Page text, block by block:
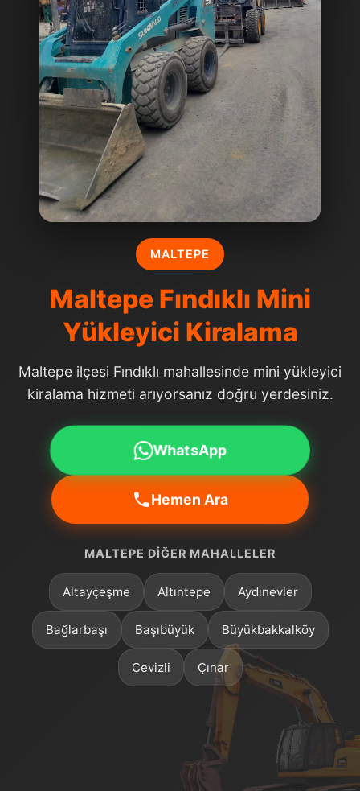
MALTEPE
Maltepe Fındıklı Mini
Yükleyici Kiralama
Maltepe ilçesi Fındıklı mahallesinde mini yükleyici
kiralama hizmeti arıyorsanız doğru yerdesiniz.
WhatsApp
Hemen Ara
MALTEPE DIĞER MAHALLELER
Altayçeşme Altıntepe Aydınevler
Bağlarbaşı Başıbüyük Büyükbakkalköy
Cevizli Çınar